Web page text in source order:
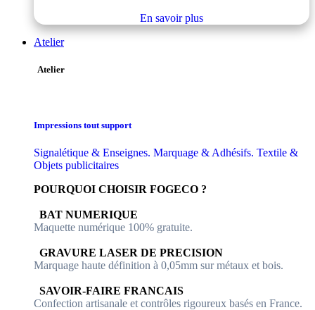
En savoir plus
Atelier
Atelier
Impressions tout support
Signalétique & Enseignes. Marquage & Adhésifs. Textile &
Objets publicitaires
POURQUOI CHOISIR FOGECO ?
​​ BAT NUMERIQUE
Maquette numérique 100% ​gratuite.
​GRAVURE LASER DE PRECISION
Marquage haute définition à 0,05mm sur métaux et bois.
​SAVOIR-FAIRE FRANCAIS
Confection artisanale et contrôles ​rigoureux basés en France.